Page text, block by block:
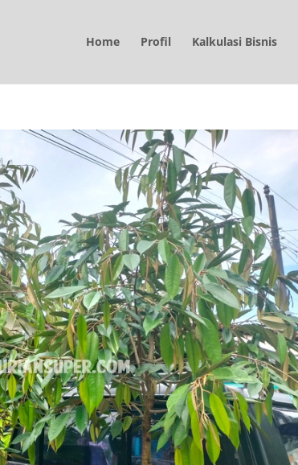
Home Profil Kalkulasi Bisnis